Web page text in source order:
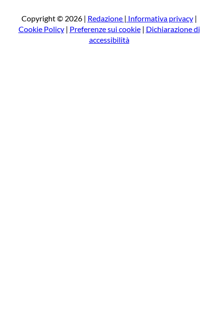
a
Copyright © 2026 | Redazione | Informativa privacy|
Cookie Policy| Preferenze sui cookie| Dichiarazione di
accessibilità